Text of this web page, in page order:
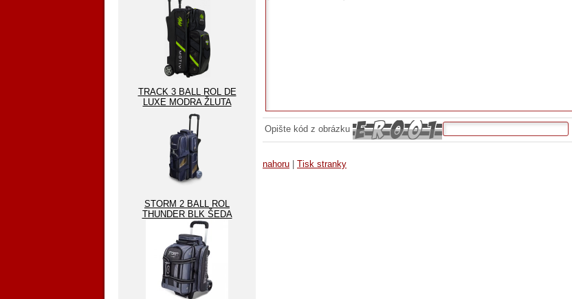
Opište kód z obrázku
nahoru Tisk stranky
TRACK 3 BALL ROL DE
LUXE MODRA ŽLUTA
STORM 2 BALL ROL
THUNDER BLK ŠEDA